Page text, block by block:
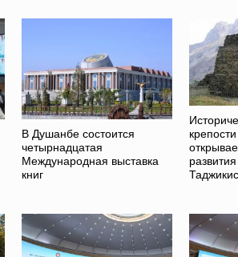
В Душанбе состоится
четырнадцатая
Международная выставка
книг